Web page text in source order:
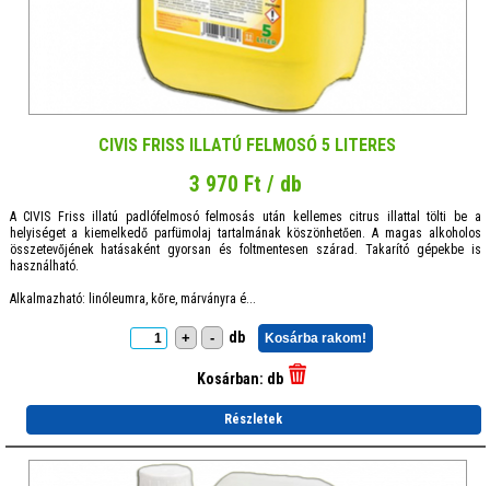
CIVIS FRISS ILLATÚ FELMOSÓ 5 LITERES
3 970 Ft / db
A CIVIS Friss illatú padlófelmosó felmosás után kellemes citrus illattal tölti be a
helyiséget a kiemelkedő parfümolaj tartalmának köszönhetően. A magas alkoholos
összetevőjének hatásaként gyorsan és foltmentesen szárad. Takarító gépekbe is
használható.
Alkalmazható: linóleumra, kőre, márványra é...
+ - db Kosárba rakom!
Kosárban: db
Részletek